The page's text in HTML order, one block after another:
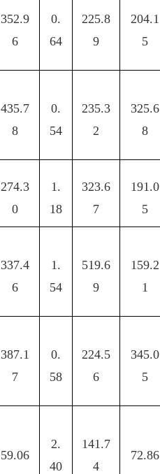
352.9
6
0.
64
225.8
9
204.1
5
435.7
8
0.
54
235.3
2
325.6
8
274.3
0
1.
18
323.6
7
191.0
5
337.4
6
1.
54
519.6
9
159.2
1
387.1
7
0.
58
224.5
6
345.0
5
59.06
2.
40
141.7
4
72.86